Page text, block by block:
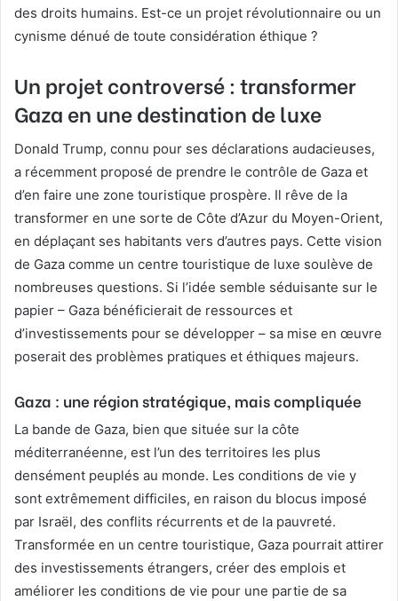
des droits humains. Est-ce un projet révolutionnaire ou un
cynisme dénué de toute considération éthique ?
Un projet controversé : transformer
Gaza en une destination de luxe
Donald Trump, connu pour ses déclarations audacieuses,
a récemment proposé de prendre le contrôle de Gaza et
d’en faire une zone touristique prospère. Il rêve de la
transformer en une sorte de Côte d’Azur du Moyen-Orient,
en déplaçant ses habitants vers d’autres pays. Cette vision
de Gaza comme un centre touristique de luxe soulève de
nombreuses questions. Si l’idée semble séduisante sur le
papier – Gaza bénéficierait de ressources et
d’investissements pour se développer – sa mise en œuvre
poserait des problèmes pratiques et éthiques majeurs.
Gaza : une région stratégique, mais compliquée
La bande de Gaza, bien que située sur la côte
méditerranéenne, est l’un des territoires les plus
densément peuplés au monde. Les conditions de vie y
sont extrêmement difficiles, en raison du blocus imposé
par Israël, des conflits récurrents et de la pauvreté.
Transformée en un centre touristique, Gaza pourrait attirer
des investissements étrangers, créer des emplois et
améliorer les conditions de vie pour une partie de sa